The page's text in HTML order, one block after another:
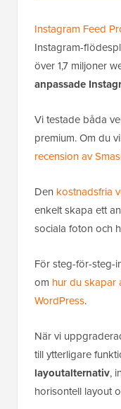
Instagram Feed
Instagram-
över 1,7 miljoner
anpassade
Vi testade båda
premium. Om du
recension av
Den kostnadsfria
enkelt skapa ett
sociala foton och
För steg-för-steg-
om hur du skapar
WordPress.
När vi
till ytterligare
layoutalternativ,
horisontell layout